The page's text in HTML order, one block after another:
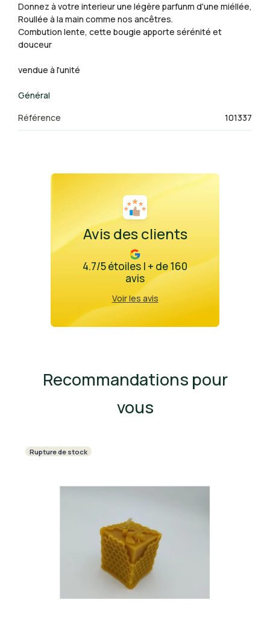
Donnez à votre interieur une légère parfunm d'une miéllée,
Roullée à la main comme nos ancêtres.
Combution lente, cette bougie apporte sérénité et
douceur
vendue à l'unité
Général
Référence
101337
Avis des clients
4.7/5 étoiles | + de 160
avis
Voir les avis
Recommandations pour
vous
Rupture de stock